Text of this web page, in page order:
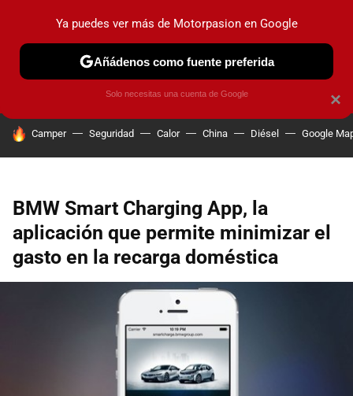
PRUEBAS COCHES ELÉCTRICOS OBSERVATORIO
HOY SE HABLA DE
Camper Seguridad Calor China Diésel Google
BMW Smart Charging App, la
aplicación que permite minimizar el
gasto en la recarga doméstica
×
Ya puedes ver más de Motorpasion en Google
Añádenos como fuente preferida
Solo necesitas una cuenta de Google